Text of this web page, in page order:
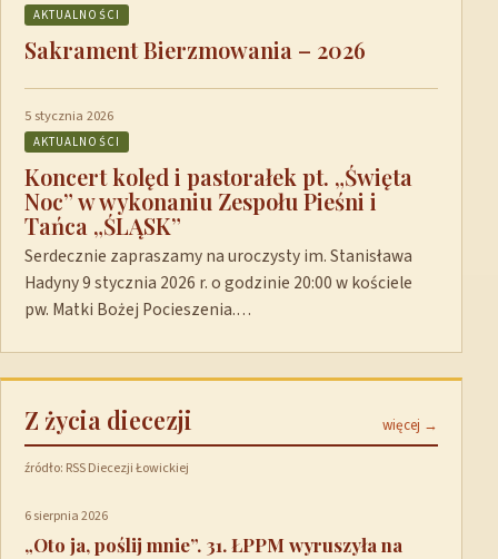
AKTUALNOŚCI
Sakrament Bierzmowania – 2026
5 stycznia 2026
AKTUALNOŚCI
Koncert kolęd i pastorałek pt. „Święta
Noc” w wykonaniu Zespołu Pieśni i
Tańca „ŚLĄSK”
Serdecznie zapraszamy na uroczysty im. Stanisława
Hadyny 9 stycznia 2026 r. o godzinie 20:00 w kościele
pw. Matki Bożej Pocieszenia.…
Z życia diecezji więcej →
źródło: RSS Diecezji Łowickiej
6 sierpnia 2026
„Oto ja, poślij mnie”. 31. ŁPPM wyruszyła na